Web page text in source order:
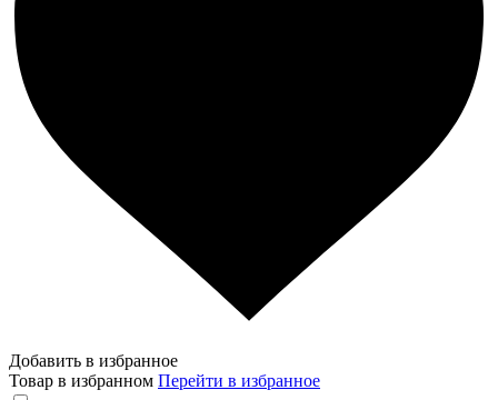
Добавить в избранное
Товар в избранном Перейти в избранное